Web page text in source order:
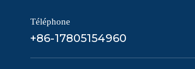
Téléphone
+86-17805154960